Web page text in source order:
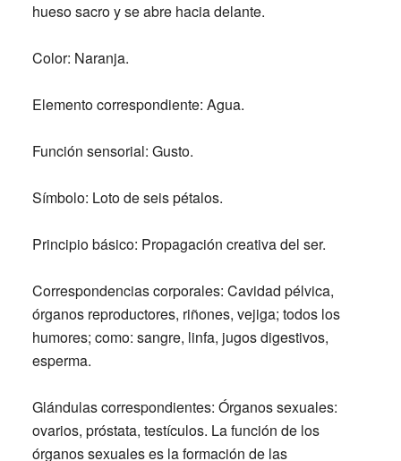
hueso sacro y se abre hacia delante.
Color: Naranja.
Elemento correspondiente: Agua.
Función sensorial: Gusto.
Símbolo: Loto de seis pétalos.
Principio básico: Propagación creativa del ser.
Correspondencias corporales: Cavidad pélvica,
órganos reproductores, riñones, vejiga; todos los
humores; como: sangre, linfa, jugos digestivos,
esperma.
Glándulas correspondientes: Órganos sexuales:
ovarios, próstata, testículos. La función de los
órganos sexuales es la formación de las